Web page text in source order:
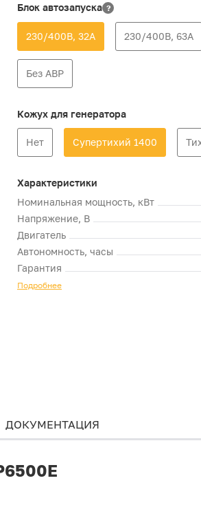
Блок автозапуска ?
230/400В, 32А 230/400В, 63А
Без АВР
Кожух для генератора
Нет Супертихий 1400
Характеристики
Номинальная мощность, кВт
Напряжение, В
Двигатель
Автономность, часы
Гарантия
Подробнее
ДОКУМЕНТАЦИЯ